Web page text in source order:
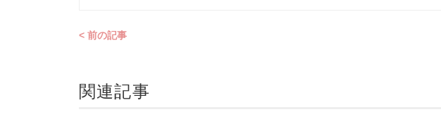
< 前の記事
関連記事